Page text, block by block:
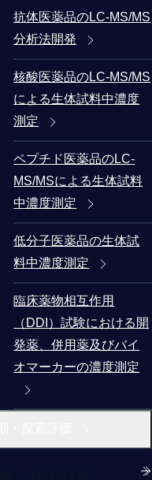
抗体医薬品のLC-MS/MS
分析法開発
核酸医薬品のLC-MS/MS
による生体試料中濃度
測定
ペプチド医薬品のLC-
MS/MSによる生体試料
中濃度測定
低分子医薬品の生体試
料中濃度測定
臨床薬物相互作用
（DDI）試験における開
発薬、併用薬及びバイ
オマーカーの濃度測定